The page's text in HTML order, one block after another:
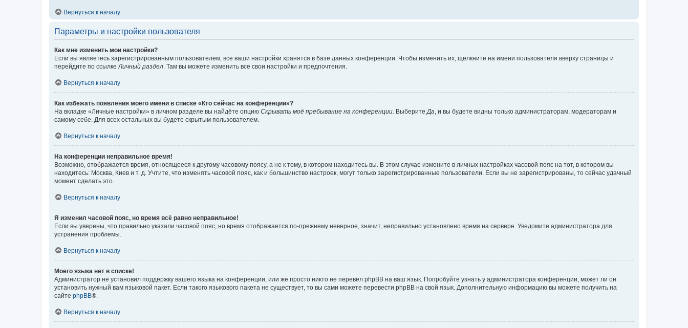
Вернуться к началу
Параметры и настройки пользователя
Как мне изменить мои настройки?
Если вы являетесь зарегистрированным пользователем, все ваши настройки хранятся в базе данных конференции. Чтобы изменить их, щёлкните на имени пользователя вверху страницы и
перейдите по ссылке Личный раздел . Там вы можете изменить все свои настройки и предпочтения.
Вернуться к началу
Как избежать появления моего имени в списке «Кто сейчас на конференции»?
На вкладке «Личные настройки» в личном разделе вы найдёте опцию Скрывать моё пребывание на конференции . Выберите Да , и вы будете видны только администраторам, модераторам и
самому себе. Для всех остальных вы будете скрытым пользователем.
Вернуться к началу
На конференции неправильное время!
Возможно, отображается время, относящееся к другому часовому поясу, а не к тому, в котором находитесь вы. В этом случае измените в личных настройках часовой пояс на тот, в котором вы
находитесь: Москва, Киев и т. д. Учтите, что изменять часовой пояс, как и большинство настроек, могут только зарегистрированные пользователи. Если вы не зарегистрированы, то сейчас удачный
момент сделать это.
Вернуться к началу
Я изменил часовой пояс, но время всё равно неправильное!
Если вы уверены, что правильно указали часовой пояс, но время отображается по-прежнему неверное, значит, неправильно установлено время на сервере. Уведомите администратора для
устранения проблемы.
Вернуться к началу
Моего языка нет в списке!
Администратор не установил поддержку вашего языка на конференции, или же просто никто не перевёл phpBB на ваш язык. Попробуйте узнать у администратора конференции, может ли он
установить нужный вам языковой пакет. Если такого языкового пакета не существует, то вы сами можете перевести phpBB на свой язык. Дополнительную информацию вы можете получить на
сайте phpBB®.
Вернуться к началу